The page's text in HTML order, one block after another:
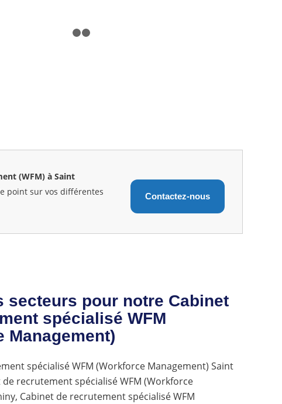
(WFM) à Saint
point sur vos différentes
Contactez-nous
secteurs pour notre Cabinet
spécialisé WFM
Management)
spécialisé WFM (Workforce Management) Saint
recrutement spécialisé WFM (Workforce
Cabinet de recrutement spécialisé WFM